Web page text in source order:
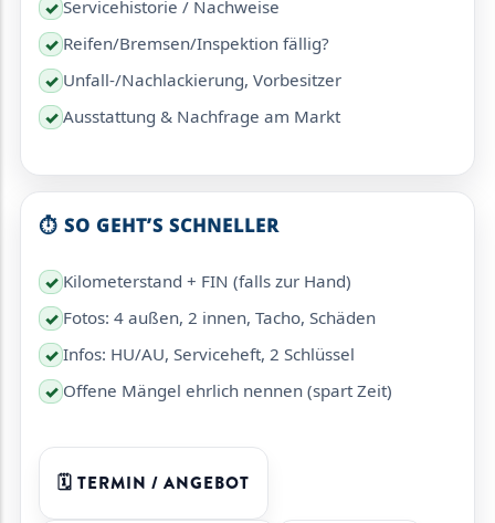
✓ Servicehistorie / Nachweise
✓ Reifen/Bremsen/Inspektion fällig?
✓ Unfall-/Nachlackierung, Vorbesitzer
✓ Ausstattung & Nachfrage am Markt
⏱️ SO GEHT’S SCHNELLER
✓ Kilometerstand + FIN (falls zur Hand)
✓ Fotos: 4 außen, 2 innen, Tacho, Schäden
✓ Infos: HU/AU, Serviceheft, 2 Schlüssel
✓ Offene Mängel ehrlich nennen (spart Zeit)
🗓️ TERMIN / ANGEBOT